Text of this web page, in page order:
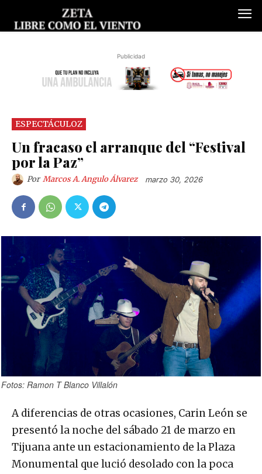
Publicidad
ESPECTÁCULOZ
Un fracaso el arranque del “Festival
por la Paz”
Por Marcos A. Angulo Álvarez marzo 30, 2026
Fotos: Ramon T Blanco Villalón
A diferencias de otras ocasiones, Carin León se
presentó la noche del sábado 21 de marzo en
Tijuana ante un estacionamiento de la Plaza
Monumental que lució desolado con la poca